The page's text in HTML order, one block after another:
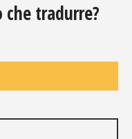
che tradurre?